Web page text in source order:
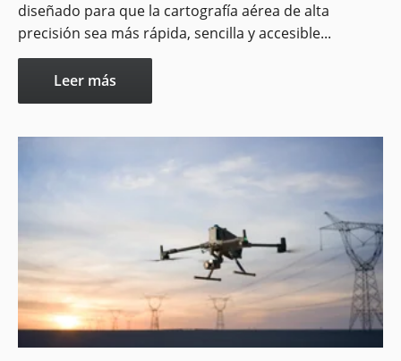
diseñado para que la cartografía aérea de alta
precisión sea más rápida, sencilla y accesible...
Leer más